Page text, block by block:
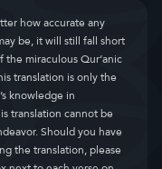
how accurate any
be, it will still fall short
miraculous Qur’anic
translation is only the
knowledge in
translation cannot be
Should you have
the translation, please